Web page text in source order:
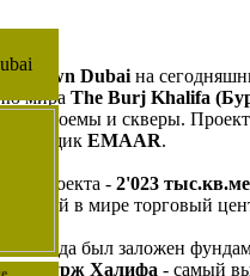
Dubai на
мира The Burj Khalifa
водоемы и скверы.
EMAAR.
проекта - 2'023
большой в мире торговый
года был заложен
Бурж Халифа - самый